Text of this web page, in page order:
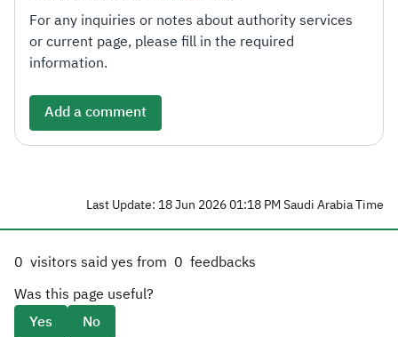
For any inquiries or notes about authority services
or current page, please fill in the required
information.
Add a comment
Last Update: 18 Jun 2026 01:18 PM Saudi Arabia Time
0 visitors said yes from 0 feedbacks
Was this page useful?
Yes
No